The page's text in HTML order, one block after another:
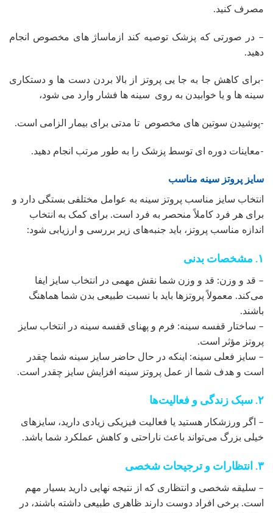
مصرف کنید.
– در صورتی که پزشک توصیه کند ازماساژ های مخصوص انجام
دهید.
-برای کاهش جا به جا یی پروتز از بالا بردن دست ها و دستکاری
سینه ها و یا خوابیدن به روی سینه ها فشار وارد می شود،
-پوشیدن سوتین های مخصوص تا مدتی برای بیمار الزامی است.
-معاینات دوره ای توسط پزشک را به طور مرتب انجام دهید.
سایز پروتز سینه مناسب
انتخاب سایز مناسب پروتز سینه به عوامل مختلفی بستگی دارد و
برای هر فرد کاملاً منحصر به فرد است. برای کمک به انتخاب
اندازه مناسب پروتز، باید جنبه‌های زیر بررسی و ارزیابی شود:
۱. مشخصات بدنی
– قد و وزن: قد و وزن شما نقش مهمی در انتخاب سایز ایفا
می‌کند. معمولاً پروتزها باید با نسبت طبیعی بدن شما هماهنگ
باشند.
– ساختار قفسه سینه: فرم و پهنای قفسه سینه در انتخاب سایز
پروتز مؤثر است.
– سایز فعلی سینه: اینکه در حال حاضر سایز سینه شما چقدر
است و هدف شما از عمل پروتز سینه افزایش سایز چقدر است.
۲. سبک زندگی و فعالیت‌ها
– اگر ورزشکار هستید یا فعالیت فیزیکی زیادی دارید، سایزهای
خیلی بزرگ می‌تواند باعث ناراحتی و کاهش عملکرد شما باشد.
۳. انتظارات و ترجیحات شخصی
– سلیقه شخصی و انتظاری که از نتیجه نهایی دارید بسیار مهم
است. برخی افراد دوست دارند ظاهری طبیعی داشته باشند، در